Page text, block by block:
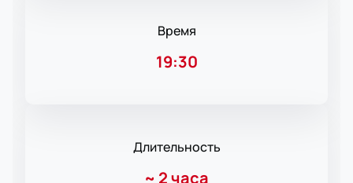
Время
19:30
Длительность
~ 2 часа